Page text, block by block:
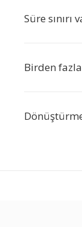
Süre sınırı
Birden